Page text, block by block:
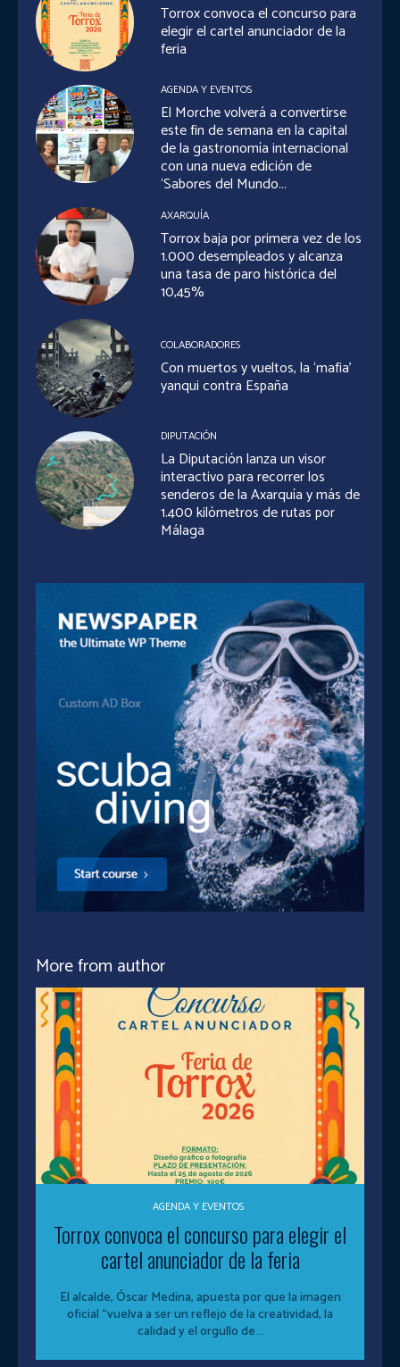
Torrox convoca el concurso para
elegir el cartel anunciador de la
feria
AGENDA Y EVENTOS
El Morche volverá a convertirse
este fin de semana en la capital
de la gastronomía internacional
con una nueva edición de
‘Sabores del Mundo...
AXARQUÍA
Torrox baja por primera vez de los
1.000 desempleados y alcanza
una tasa de paro histórica del
10,45%
COLABORADORES
Con muertos y vueltos, la ‘mafia’
yanqui contra España
DIPUTACIÓN
La Diputación lanza un visor
interactivo para recorrer los
senderos de la Axarquía y más de
1.400 kilómetros de rutas por
Málaga
More from author
AGENDA Y EVENTOS
Torrox convoca el concurso para elegir el
cartel anunciador de la feria
El alcalde, Óscar Medina, apuesta por que la imagen
oficial “vuelva a ser un reflejo de la creatividad, la
calidad y el orgullo de...